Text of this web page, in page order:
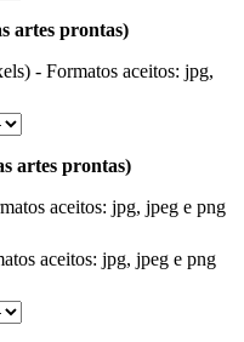
artes prontas)
- Formatos aceitos: jpg,
artes prontas)
aceitos: jpg, jpeg e png
aceitos: jpg, jpeg e png